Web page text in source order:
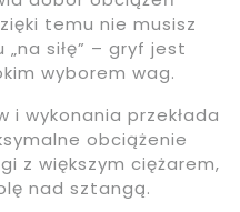
temu nie musisz
siłę” – gryf jest
wyborem wag.
i wykonania przekłada
obciążenie
z większym ciężarem,
nad sztangą.